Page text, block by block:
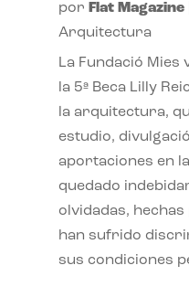
por Flat Magazine|
Arquitectura
La Fundació Mies
la 5ª Beca Lilly
la arquitectura,
estudio,
aportaciones en
quedado
olvidadas,
han sufrido
sus condiciones